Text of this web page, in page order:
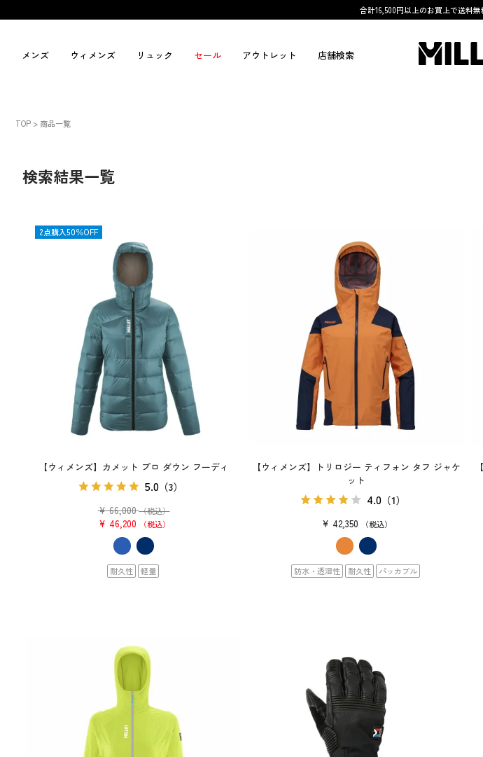
合計16,500円以上のお買上で送
メンズ ウィメンズ リュック セール アウトレット 店舗検索
TOP 商品一覧
検索結果一覧
【ウィメンズ】カメット プロ ダウン フーディ
5.0（3）
¥ 66,000 （税込）
¥ 46,200 税込
OUTLET
耐久性 軽量
2点購入50％OFF
【ウィメンズ】トリロジー ティフォン タフ ジャケ
ット
4.0 （1）
¥ 42,350 税込
防水・透湿性 耐久性 パッカブル